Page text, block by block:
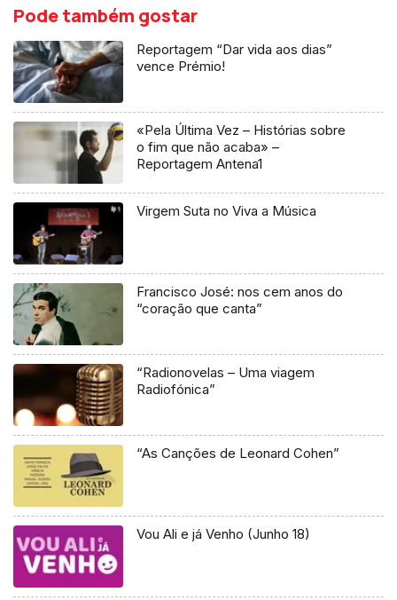
Pode também gostar
Reportagem “Dar vida aos dias”
vence Prémio!
«Pela Última Vez – Histórias sobre
o fim que não acaba» –
Reportagem Antena1
Virgem Suta no Viva a Música
Francisco José: nos cem anos do
“coração que canta”
“Radionovelas – Uma viagem
Radiofónica”
“As Canções de Leonard Cohen”
Vou Ali e já Venho (Junho 18)